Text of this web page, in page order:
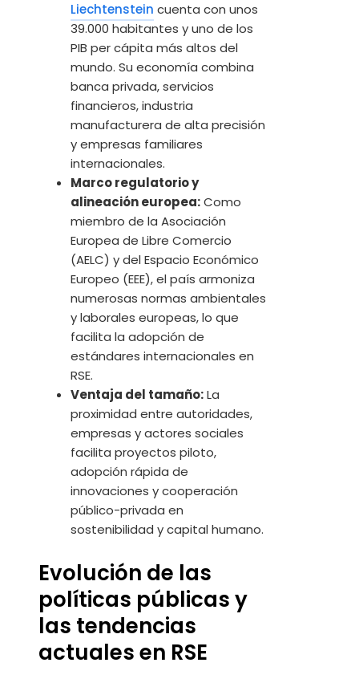
Liechtenstein cuenta con unos
39.000 habitantes y uno de los
PIB per cápita más altos del
mundo. Su economía combina
banca privada, servicios
financieros, industria
manufacturera de alta precisión
y empresas familiares
internacionales.
Marco regulatorio y
alineación europea:Como
miembro de la Asociación
Europea de Libre Comercio
(AELC) y del Espacio Económico
Europeo (EEE), el país armoniza
numerosas normas ambientales
y laborales europeas, lo que
facilita la adopción de
estándares internacionales en
RSE.
Ventaja del tamaño:La
proximidad entre autoridades,
empresas y actores sociales
facilita proyectos piloto,
adopción rápida de
innovaciones y cooperación
público-privada en
sostenibilidad y capital humano.
Evolución de las
políticas públicas y
las tendencias
actuales en RSE